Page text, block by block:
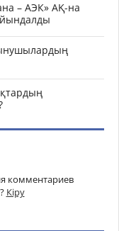
– АЭК» АҚ-на
комментариев
Кіру